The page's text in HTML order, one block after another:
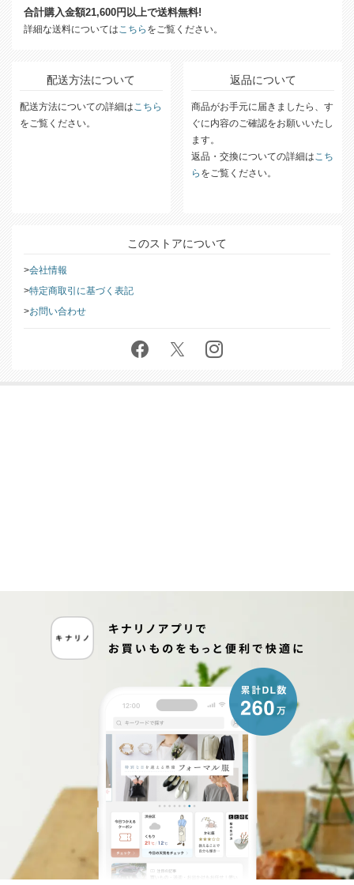
合計購入金額21,600円以上で送料無料!
詳細な送料についてはこちら をご覧ください。
配送方法について
配送方法についての詳細はこちら
をご覧ください。
返品について
商品がお手元に届きましたら、す
ぐに内容のご確認をお願いいたし
ます。
返品・交換についての詳細はこち
ら をご覧ください。
このストアについて
会社情報
特定商取引に基づく表記
お問い合わせ